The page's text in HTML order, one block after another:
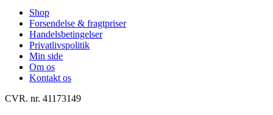
Shop
Forsendelse & fragtpriser
Handelsbetingelser
Privatlivspolitik
Min side
Om os
Kontakt os
CVR. nr. 41173149